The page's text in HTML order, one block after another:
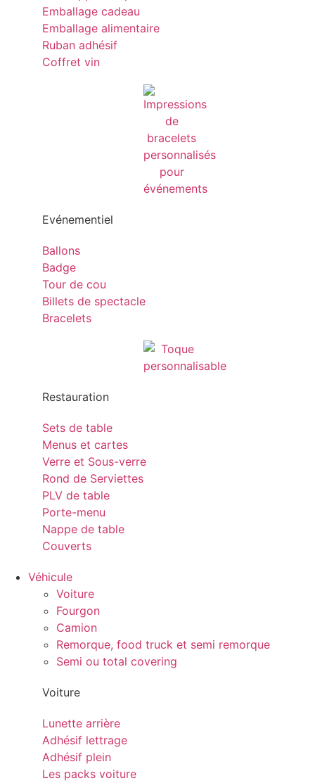
Emballage cadeau
Emballage alimentaire
Ruban adhésif
Coffret vin
Evénementiel
Ballons
Badge
Tour de cou
Billets de spectacle
Bracelets
Restauration
Sets de table
Menus et cartes
Verre et Sous-verre
Rond de Serviettes
PLV de table
Porte-menu
Nappe de table
Couverts
Véhicule
Voiture
Fourgon
Camion
Remorque, food truck et semi remorque
Semi ou total covering
Voiture
Lunette arrière
Adhésif lettrage
Adhésif plein
Les packs voiture